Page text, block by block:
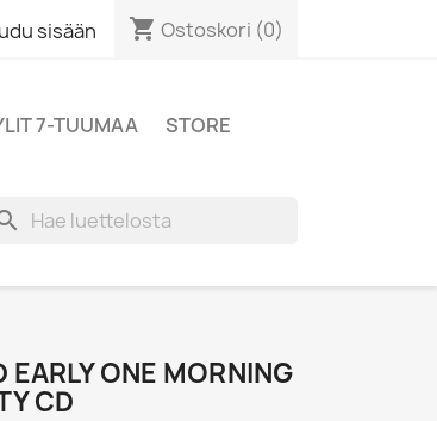
sisään shopping_cart Ostoskori (0)
7-TUUMAA
STORE
ONE MORNING
CD